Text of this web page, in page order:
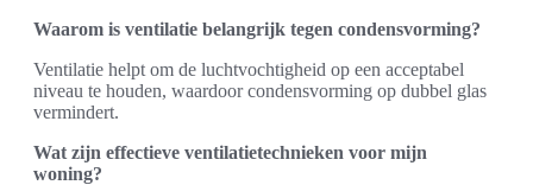
Waarom is ventilatie belangrijk tegen condensvorming?
Ventilatie helpt om de luchtvochtigheid op een acceptabel
niveau te houden, waardoor condensvorming op dubbel glas
vermindert.
Wat zijn effectieve ventilatietechnieken voor mijn
woning?